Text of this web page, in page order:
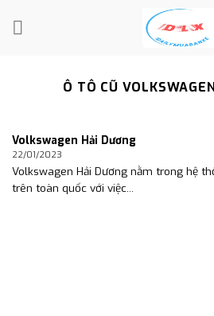
Ô TÔ CŨ
Volkswagen Hải Dương
22/01/2023
Volkswagen Hải Dương nằm trong hệ
trên toàn quốc với việc...